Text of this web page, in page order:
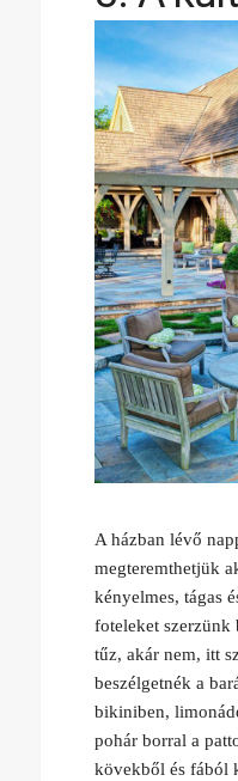
A házban lévő
megteremthetjük
kényelmes, tágas
foteleket szerzünk
tűz, akár nem, itt
beszélgetnék a
bikiniben,
pohár borral a
kövekből és fából